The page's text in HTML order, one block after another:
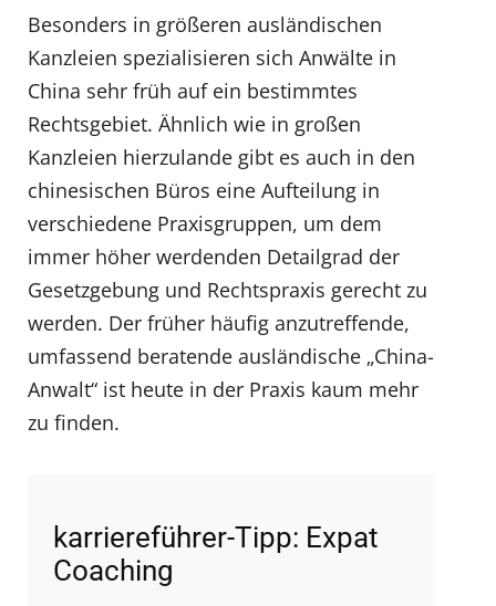
Besonders in größeren ausländischen
Kanzleien spezialisieren sich Anwälte in
China sehr früh auf ein bestimmtes
Rechtsgebiet. Ähnlich wie in großen
Kanzleien hierzulande gibt es auch in den
chinesischen Büros eine Aufteilung in
verschiedene Praxisgruppen, um dem
immer höher werdenden Detailgrad der
Gesetzgebung und Rechtspraxis gerecht zu
werden. Der früher häufig anzutreffende,
umfassend beratende ausländische „China-
Anwalt“ ist heute in der Praxis kaum mehr
zu finden.
karriereführer-Tipp: Expat
Coaching